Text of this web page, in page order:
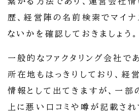
歴、経営陣の名前検索でマイ
ないかを確認しておきましょう。
一般的なファクタリング会社で
所在地もはっきりしており、経
情報として出てきますが、一部
上に悪い口コミや噂が記載さ